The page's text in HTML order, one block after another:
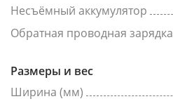
Несъёмный аккумулятор
Обратная проводная зарядка
Размеры и вес
Ширина (мм)